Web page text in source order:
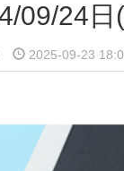
09/24日
2025-09-23